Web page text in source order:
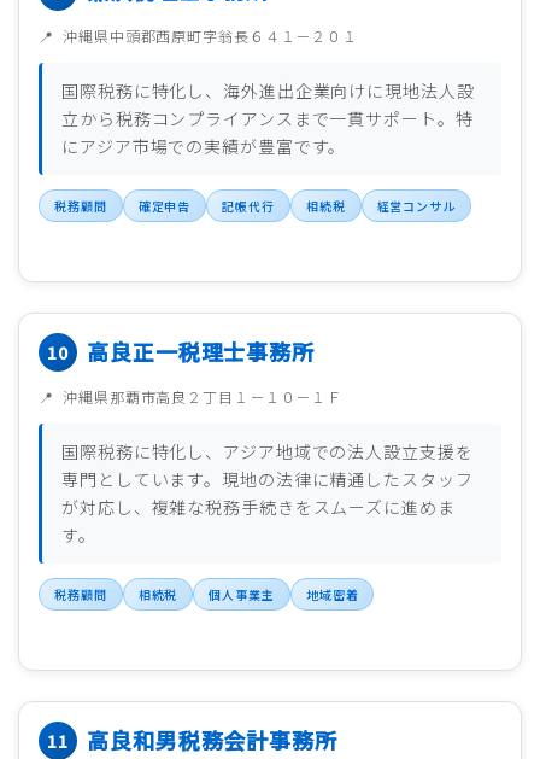
沖縄県中頭郡西原町字翁長６４１－２０１
国際税務に特化し、海外進出企業向けに現地法人設
立から税務コンプライアンスまで一貫サポート。特
にアジア市場での実績が豊富です。
税務顧問 確定申告 記帳代行 相続税 経営コンサル
高良正一税理士事務所
沖縄県那覇市高良２丁目１－１０－１Ｆ
国際税務に特化し、アジア地域での法人設立支援を
専門としています。現地の法律に精通したスタッフ
が対応し、複雑な税務手続きをスムーズに進めま
す。
税務顧問 相続税 個人事業主 地域密着
高良和男税務会計事務所